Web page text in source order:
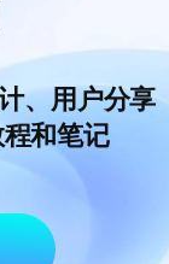
、用户分享
和笔记